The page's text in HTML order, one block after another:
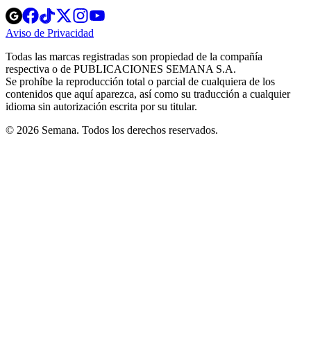
Opens
in
new
Opens
in
new
Opens
in
new
window
Opens
new
windowwindow
Aviso de Privacidad
new
window
Todas las marcas registradas son propiedad de la compañía
respectiva o de PUBLICACIONES SEMANA S.A.
Se prohíbe la reproducción total o parcial de cualquiera de los
contenidos que aquí aparezca, así como su traducción a cualquier
idioma sin autorización escrita por su titular.
© 2026 Semana. Todos los derechos reservados.